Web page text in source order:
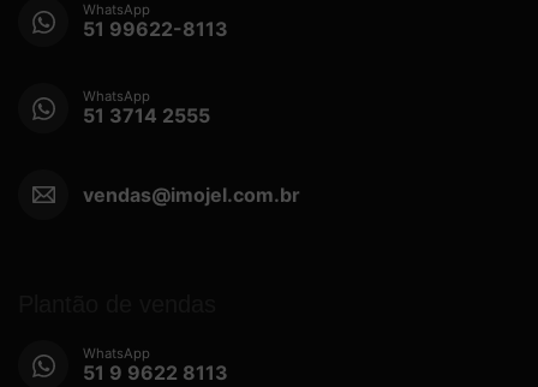
WhatsApp
51 99622-8113
WhatsApp
51 3714 2555
vendas@imojel.com.br
WhatsApp
51 9 9622 8113